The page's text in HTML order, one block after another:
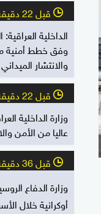
l قبل 22 دقيقة
الداخلية
وفق خطط أمنية
والانتشار
l قبل 22 دقيقة
وزارة الداخلية
عاليا من الأمن
l قبل 36 دقيقة
أوكرانية خلال